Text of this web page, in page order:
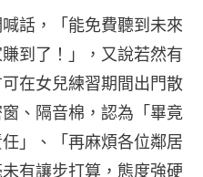
話，「能免費聽到未來
到了！」，又說若然有
在女兒練習期間出門散
、隔音棉，認為「畢竟
」、「再麻煩各位鄰居
有讓步打算，態度強硬